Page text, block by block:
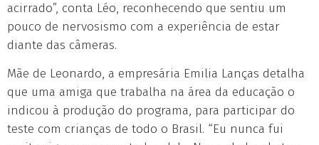
acirrado”, conta Léo, reconhecendo que sentiu um
pouco de nervosismo com a experiência de estar
diante das câmeras.
Mãe de Leonardo, a empresária Emilia Lanças detalha
que uma amiga que trabalha na área da educação o
indicou à produção do programa, para participar do
teste com crianças de todo o Brasil. “Eu nunca fui